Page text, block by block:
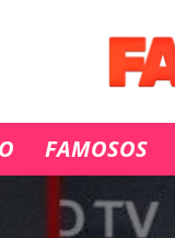
FAMOSOS